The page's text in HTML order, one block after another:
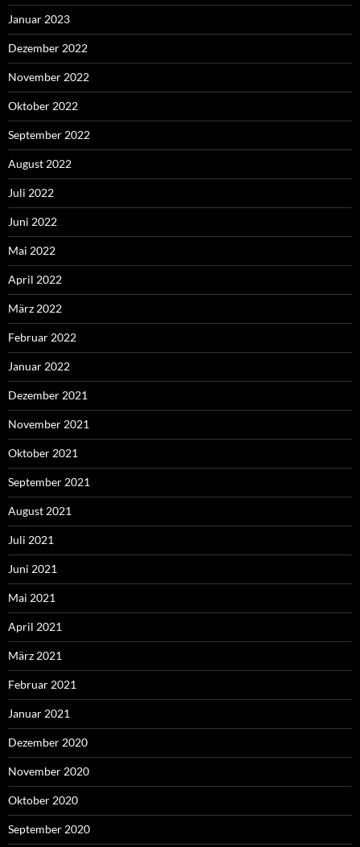
Januar 2023
Dezember 2022
November 2022
Oktober 2022
September 2022
August 2022
Juli 2022
Juni 2022
Mai 2022
April 2022
März 2022
Februar 2022
Januar 2022
Dezember 2021
November 2021
Oktober 2021
September 2021
August 2021
Juli 2021
Juni 2021
Mai 2021
April 2021
März 2021
Februar 2021
Januar 2021
Dezember 2020
November 2020
Oktober 2020
September 2020